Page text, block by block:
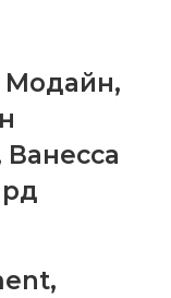
Модайн,
Ванесса
,